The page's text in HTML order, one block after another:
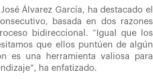
Álvarez García, ha destacado el
basada en dos razones
bidireccional. “Igual que los
que ellos puntúen de algún
es una herramienta valiosa para
ha enfatizado.